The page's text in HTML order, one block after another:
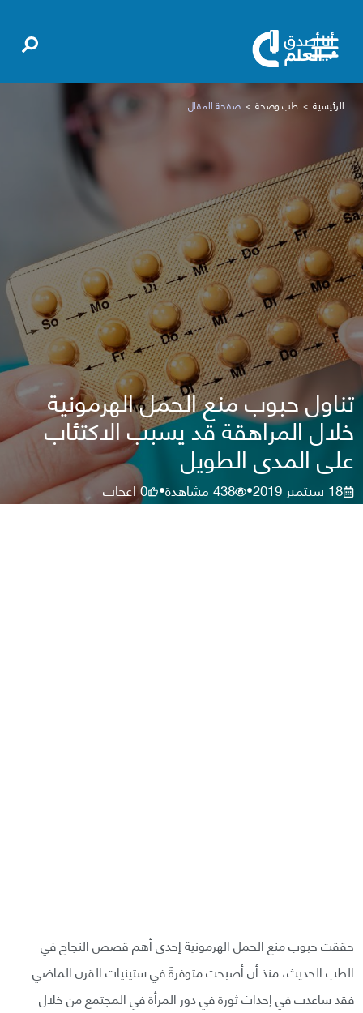
الرئيسية طب وصحة صفحة المقال
تناول حبوب منع الحمل الهرمونية
خلال المراهقة قد يسبب الاكتئاب
على المدى الطويل
18 سبتمبر 2019 •
438مشاهدة•
0اعجاب
حققت حبوب منع الحمل الهرمونية إحدى أهم قصص النجاح في
الطب الحديث، منذ أن أصبحت متوفرةً في ستينيات القرن الماضي.
فقد ساعدت في إحداث ثورة في دور المرأة في المجتمع من خلال